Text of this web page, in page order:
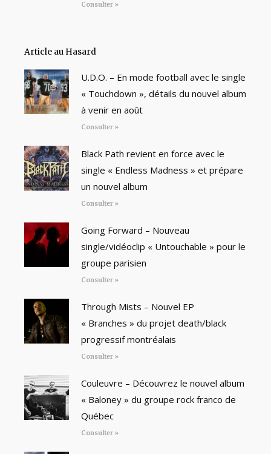
Consulter »
Article au Hasard
U.D.O. – En mode football avec le single
« Touchdown », détails du nouvel album
à venir en août
Consulter »
Black Path revient en force avec le
single « Endless Madness » et prépare
un nouvel album
Consulter »
Going Forward – Nouveau
single/vidéoclip « Untouchable » pour le
groupe parisien
Consulter »
Through Mists – Nouvel EP
« Branches » du projet death/black
progressif montréalais
Consulter »
Couleuvre – Découvrez le nouvel album
« Baloney » du groupe rock franco de
Québec
Consulter »